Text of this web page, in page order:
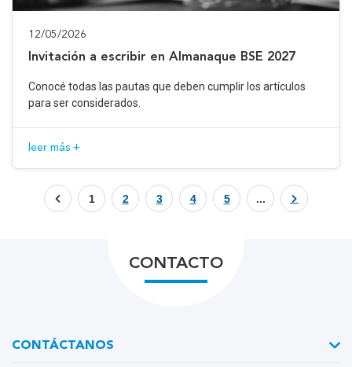
12/05/2026
Invitación a escribir en Almanaque BSE 2027
Conocé todas las pautas que deben cumplir los artículos
para ser considerados.
leer más +
1 2 3 4 5 ...
CONTACTO
CONTÁCTANOS